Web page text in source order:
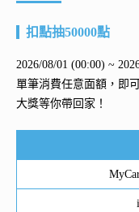
扣點抽50000點
2026/08/01 (00:00) ~
單筆消費任意面額，即
大獎等你帶回家！